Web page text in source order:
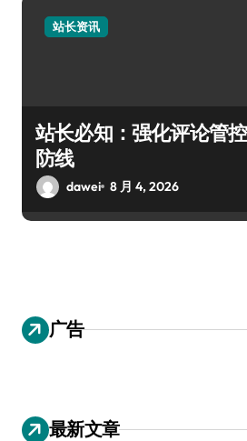
站长资讯
站长必知：强化评论管
防线
dawei 8 月 4, 2026
广告
最新文章